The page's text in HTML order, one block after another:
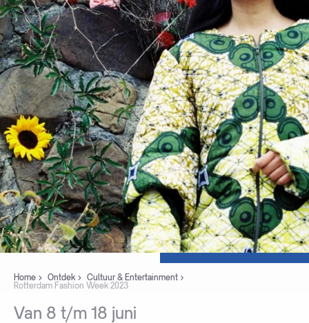
Home Ontdek
Cultuur & Entertainment
Rotterdam Fashion Week 2023
Van 8 t/m 18 juni